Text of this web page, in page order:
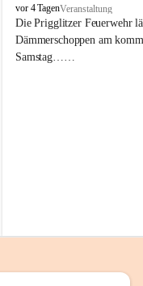
P
r
i
g
vor 4 TagenVeranstaltung
Die Prigglitzer Feuerwehr
Dämmerschoppen am
Samstag……